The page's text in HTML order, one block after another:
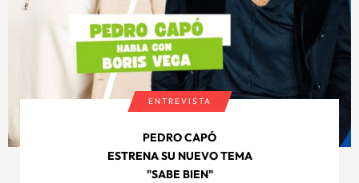
ENTREVISTA
PEDRO CAPÓ
ESTRENA SU NUEVO TEMA
"SABE BIEN"